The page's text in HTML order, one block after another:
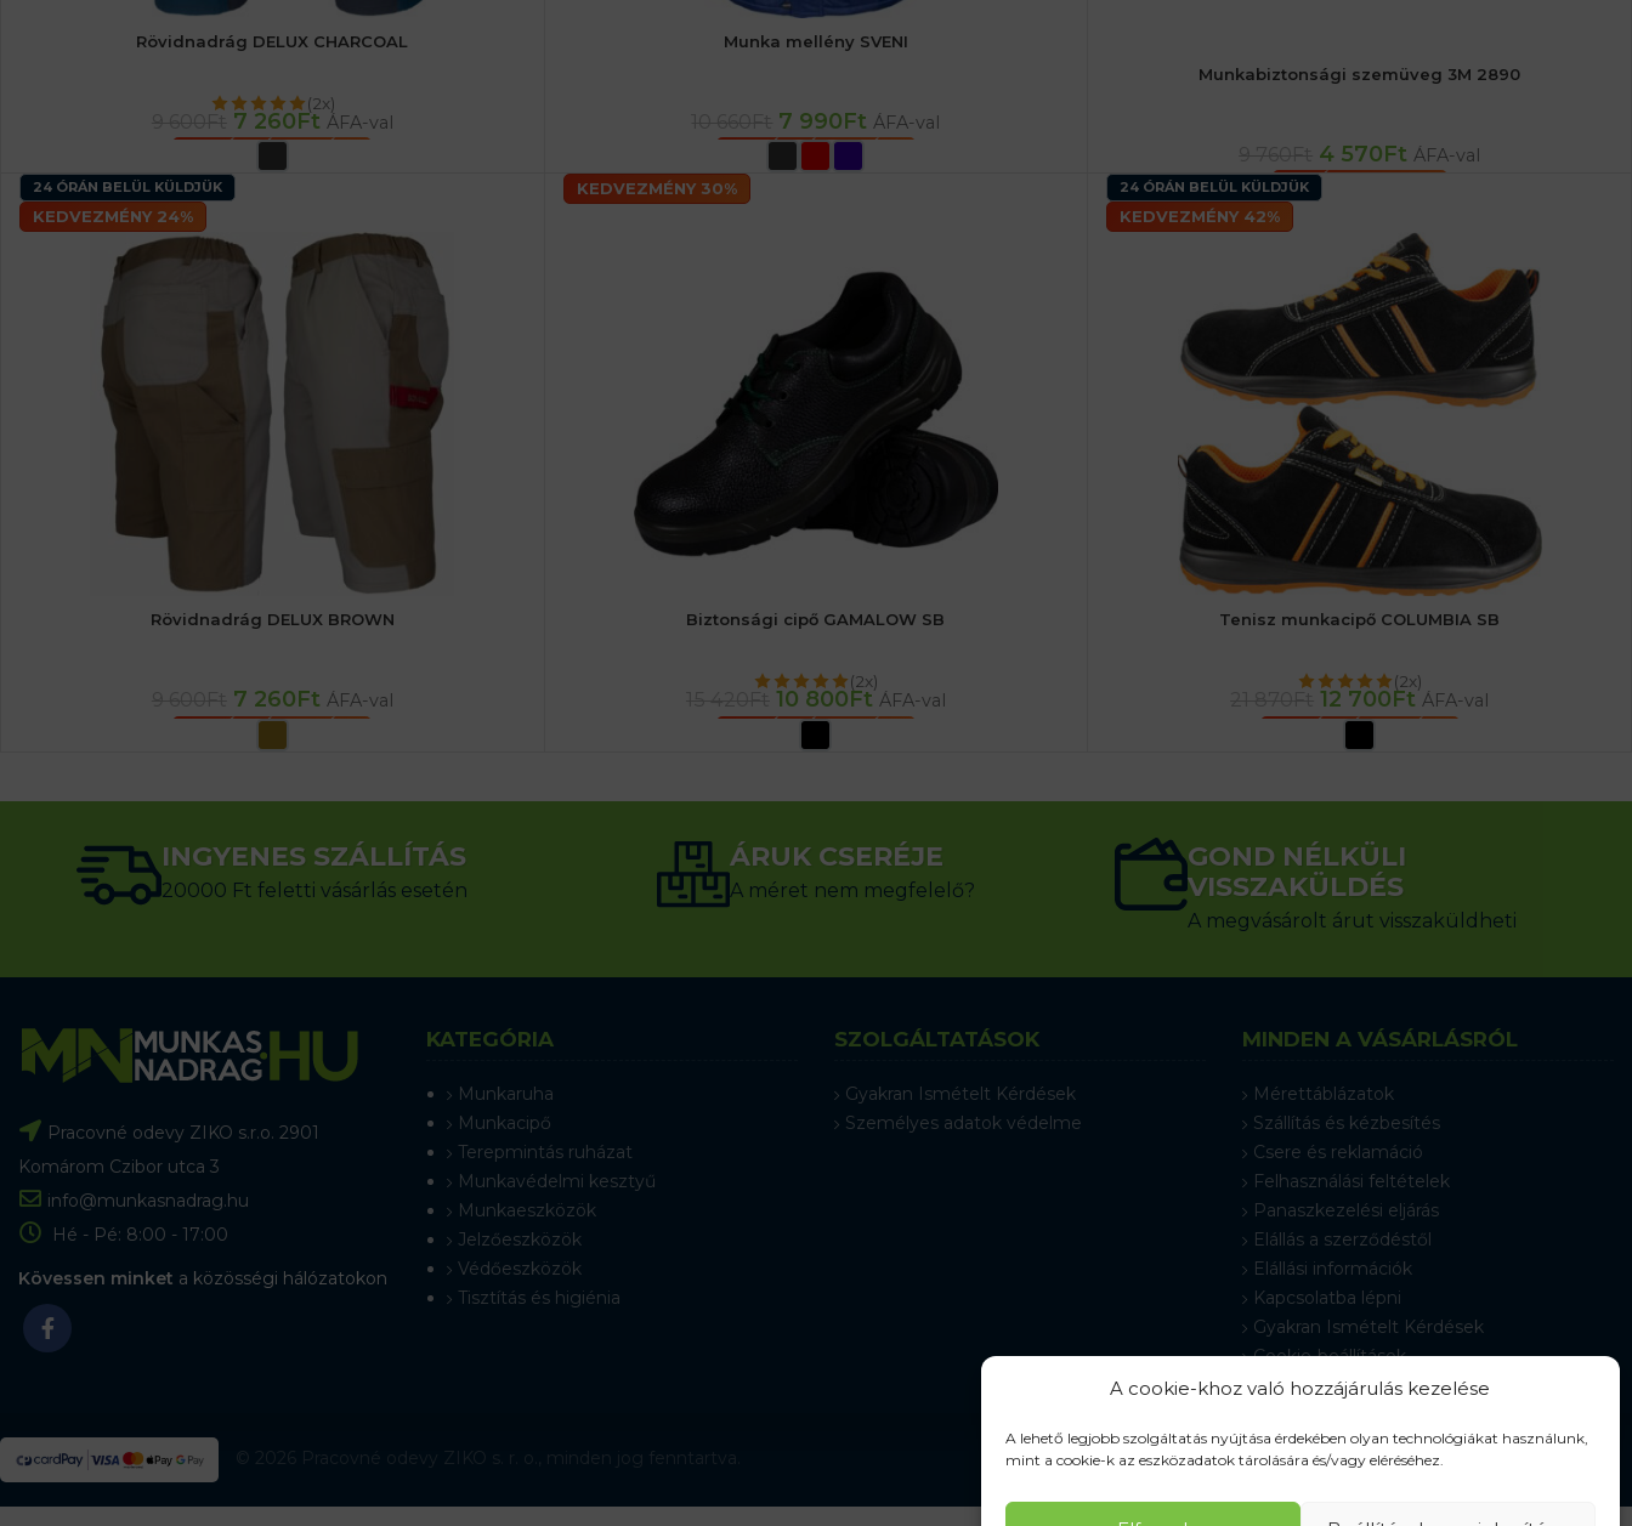
A cookie-khoz való hozzájárulás kezelése
A lehető legjobb szolgáltatás nyújtása érdekében olyan technológiákat használunk,
mint a cookie-k az eszközadatok tárolására és/vagy eléréséhez.
Rövidnadrág DELUX CHARCOAL
(2x)
7 260Ft ÁFA-val
OPCIÓK VÁLASZTÁSA
Munka mellény SVENI
7 990Ft ÁFA-val
OPCIÓK VÁLASZTÁSA
Munkabiztonsági szemüveg 3M 2890
4 570Ft ÁFA-val
KOSÁRBA TESZEM
24 ÓRÁN BELÜL KÜLDJÜK
KEDVEZMÉNY 24%
Rövidnadrág DELUX BROWN
7 260Ft ÁFA-val
OPCIÓK VÁLASZTÁSA
KEDVEZMÉNY 30%
Biztonsági cipő GAMALOW SB
(2x)
10 800Ft ÁFA-val
OPCIÓK VÁLASZTÁSA
24 ÓRÁN BELÜL KÜLDJÜK
KEDVEZMÉNY 42%
Tenisz munkacipő COLUMBIA SB
(2x)
12 700Ft ÁFA-val
OPCIÓK VÁLASZTÁSA
INGYENES SZÁLLÍTÁS
20000 Ft feletti vásárlás esetén
ÁRUK CSERÉJE
A méret nem megfelelő?
GOND NÉLKÜLI
VISSZAKÜLDÉS
A megvásárolt árut visszaküldheti
Pracovné odevy ZIKO s.r.o. 2901
Komárom Czibor utca 3
info@munkasnadrag.hu
Hé - Pé: 8:00 - 17:00
Kövessen minket a közösségi hálózatokon
KATEGÓRIA
Munkaruha
Munkacipő
Terepmintás ruházat
Munkavédelmi kesztyű
Munkaeszközök
Jelzőeszközök
Védőeszközök
Tisztítás és higiénia
SZOLGÁLTATÁSOK
Gyakran Ismételt Kérdések
Személyes adatok védelme
MINDEN A VÁSÁRLÁSRÓL
Mérettáblázatok
Szállítás és kézbesítés
Csere és reklamáció
Felhasználási feltételek
Panaszkezelési eljárás
Elállás a szerződéstől
Elállási információk
Kapcsolatba lépni
Gyakran Ismételt Kérdések
Cookie-beállítások